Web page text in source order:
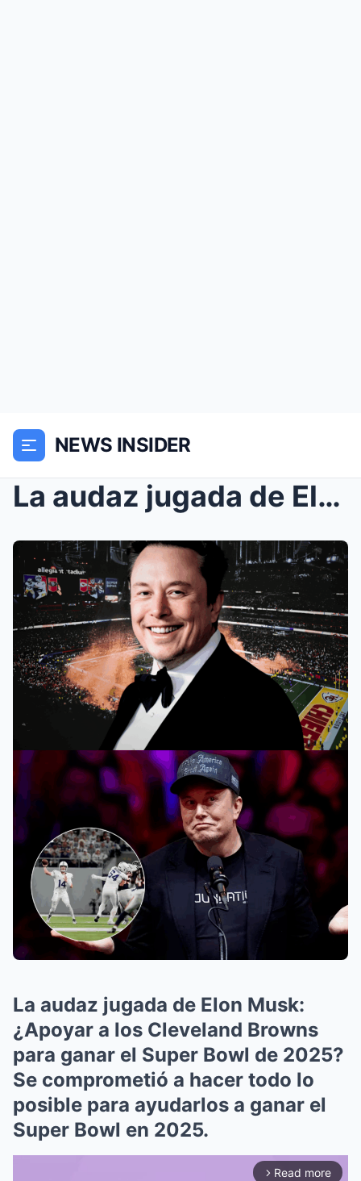
NEWS INSIDER
La audaz jugada de Elon Musk: ¿Apoyar a los Clevel...
La audaz jugada de Elon Musk:
¿Apoyar a los Cleveland Browns
para ganar el Super Bowl de 2025?
Se comprometió a hacer todo lo
posible para ayudarlos a ganar el
Super Bowl en 2025.
arrow_forward_ios Read more